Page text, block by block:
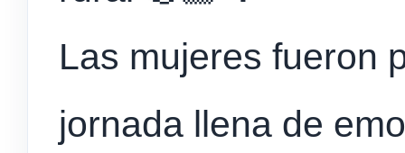
Las mujeres fueron
jornada llena de